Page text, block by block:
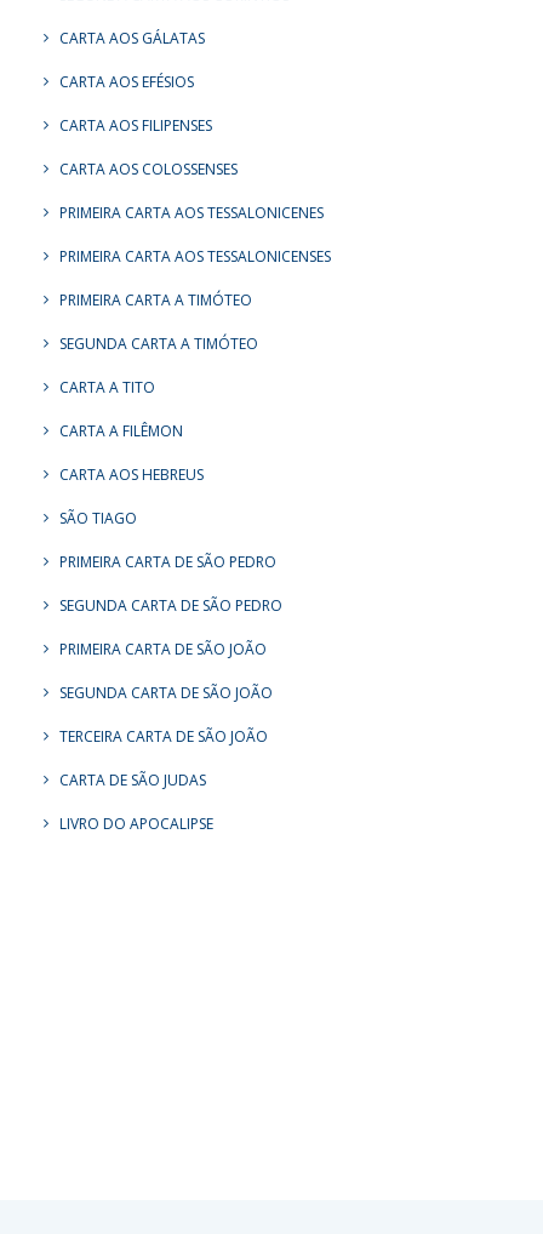
CARTA AOS GÁLATAS
CARTA AOS EFÉSIOS
CARTA AOS FILIPENSES
CARTA AOS COLOSSENSES
PRIMEIRA CARTA AOS TESSALONICENES
PRIMEIRA CARTA AOS TESSALONICENSES
PRIMEIRA CARTA A TIMÓTEO
SEGUNDA CARTA A TIMÓTEO
CARTA A TITO
CARTA A FILÊMON
CARTA AOS HEBREUS
SÃO TIAGO
PRIMEIRA CARTA DE SÃO PEDRO
SEGUNDA CARTA DE SÃO PEDRO
PRIMEIRA CARTA DE SÃO JOÃO
SEGUNDA CARTA DE SÃO JOÃO
TERCEIRA CARTA DE SÃO JOÃO
CARTA DE SÃO JUDAS
LIVRO DO APOCALIPSE